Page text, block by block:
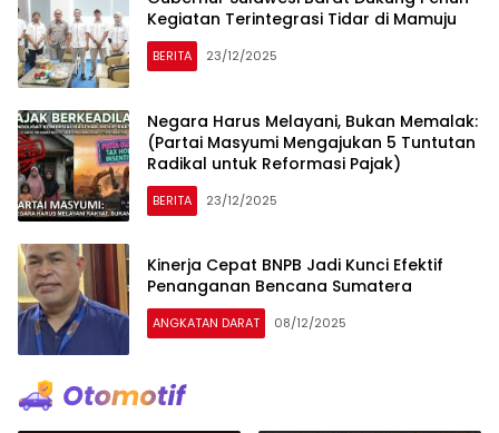
Kegiatan Terintegrasi Tidar di Mamuju
BERITA 23/12/2025
Negara Harus Melayani, Bukan Memalak:
(Partai Masyumi Mengajukan 5 Tuntutan
Radikal untuk Reformasi Pajak)
BERITA 23/12/2025
Kinerja Cepat BNPB Jadi Kunci Efektif
Penanganan Bencana Sumatera
ANGKATAN DARAT 08/12/2025